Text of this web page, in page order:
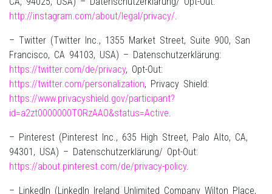
http://instagram.com/about/legal/privacy/.
– Twitter (Twitter Inc., 1355 Market Street, Suite 900, San
Francisco, CA 94103, USA) – Datenschutzerklärung:
https://twitter.com/de/privacy, Opt-Out:
https://twitter.com/personalization, Privacy Shield:
https://www.privacyshield.gov/participant?
id=a2zt0000000TORzAAO&status=Active.
– Pinterest (Pinterest Inc., 635 High Street, Palo Alto, CA,
94301, USA) – Datenschutzerklärung/ Opt-Out:
https://about.pinterest.com/de/privacy-policy.
– LinkedIn (LinkedIn Ireland Unlimited Company Wilton Place,